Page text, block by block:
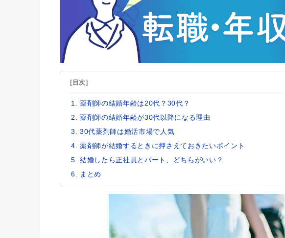
[目次]
薬剤師の結婚年齢は20代？30代？
薬剤師の結婚年齢が30代以降になる理由
30代薬剤師は婚活市場で人気
薬剤師が結婚するときに押さえておきたいポイント
結婚したら正社員とパート、どちらがいい？
まとめ